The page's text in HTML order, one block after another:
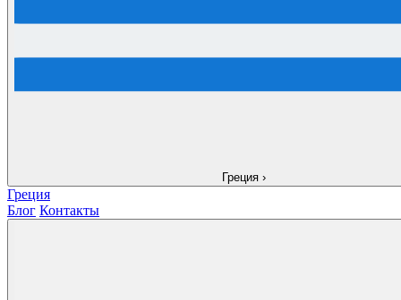
Греция ›
Греция
Блог Контакты